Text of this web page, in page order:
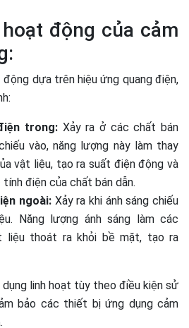
động của cảm
động dựa trên hiệu ứng quang điện,
trong:Xảy ra ở các chất bán
vào, năng lượng này làm thay
vật liệu, tạo ra suất điện động và
điện của chất bán dẫn.
ngoài:Xảy ra khi ánh sáng chiếu
Năng lượng ánh sáng làm các
liệu thoát ra khỏi bề mặt, tạo ra
linh hoạt tùy theo điều kiện sử
bảo các thiết bị ứng dụng cảm